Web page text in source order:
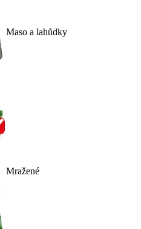
Maso a lahůdky
Mražené